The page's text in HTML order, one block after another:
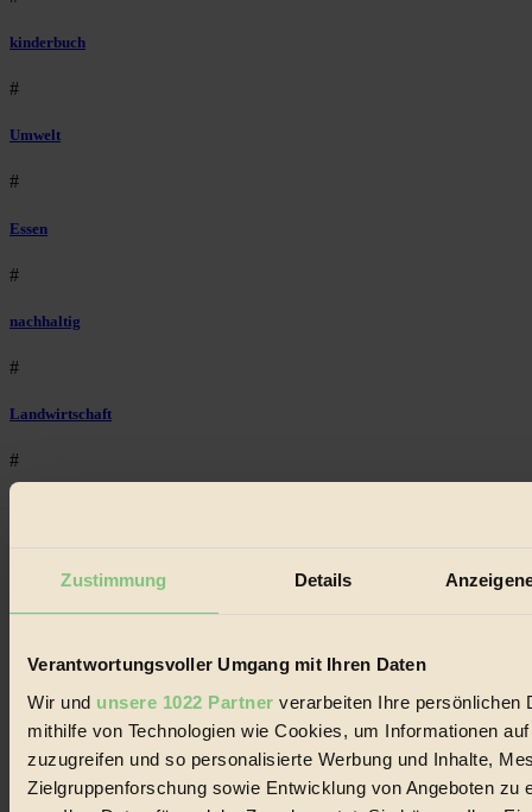
Zustimmung Details
Verantwortungsvoller Umgang mit Ihren Daten
Wir und unsere 1022 Partner verarbeiten Ihre persönlichen
mithilfe von Technologien wie Cookies, um Informationen
zuzugreifen und so personalisierte Werbung und Inhalte,
Zielgruppenforschung sowie Entwicklung von Angeboten zu
kinderbuch
#
Umwelt
#
Essen
#
nachhaltig
#
Landwirtschaft
#
#
Garten
Recycling